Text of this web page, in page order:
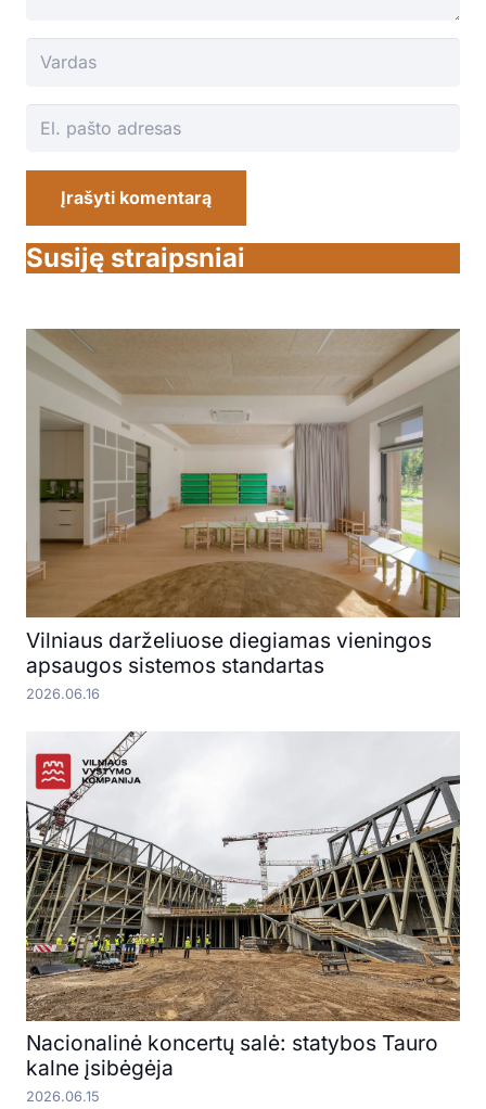
Įrašyti komentarą
Susiję straipsniai
Vilniaus darželiuose diegiamas vieningos
apsaugos sistemos standartas
2026.06.16
Nacionalinė koncertų salė: statybos Tauro
kalne įsibėgėja
2026.06.15